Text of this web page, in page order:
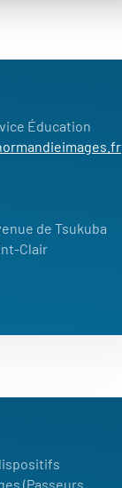
Éducation
de Tsukuba
Clair
(Passeurs